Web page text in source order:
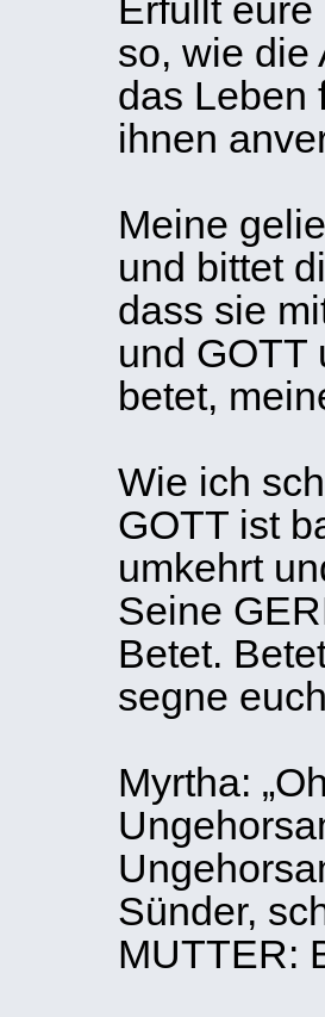
Erfüllt
so, wie die
das Leben
ihnen
Meine
und bittet
dass sie
und GOTT
betet,
Wie ich
GOTT ist
umkehrt
Seine
Betet.
segne
Myrtha:
Sünder,
MUTTER: